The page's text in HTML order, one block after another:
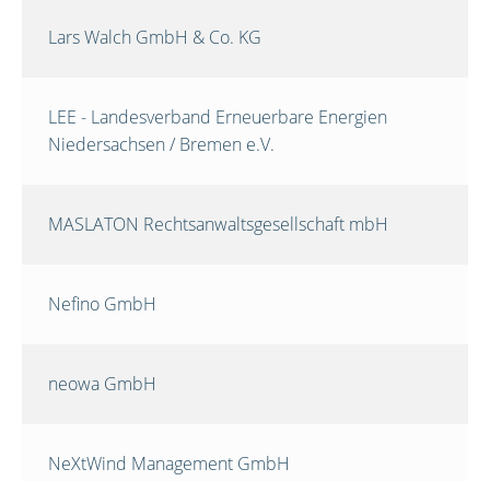
Lars Walch GmbH & Co. KG
LEE - Landesverband Erneuerbare Energien
Niedersachsen / Bremen e.V.
MASLATON Rechtsanwaltsgesellschaft mbH
Nefino GmbH
neowa GmbH
NeXtWind Management GmbH